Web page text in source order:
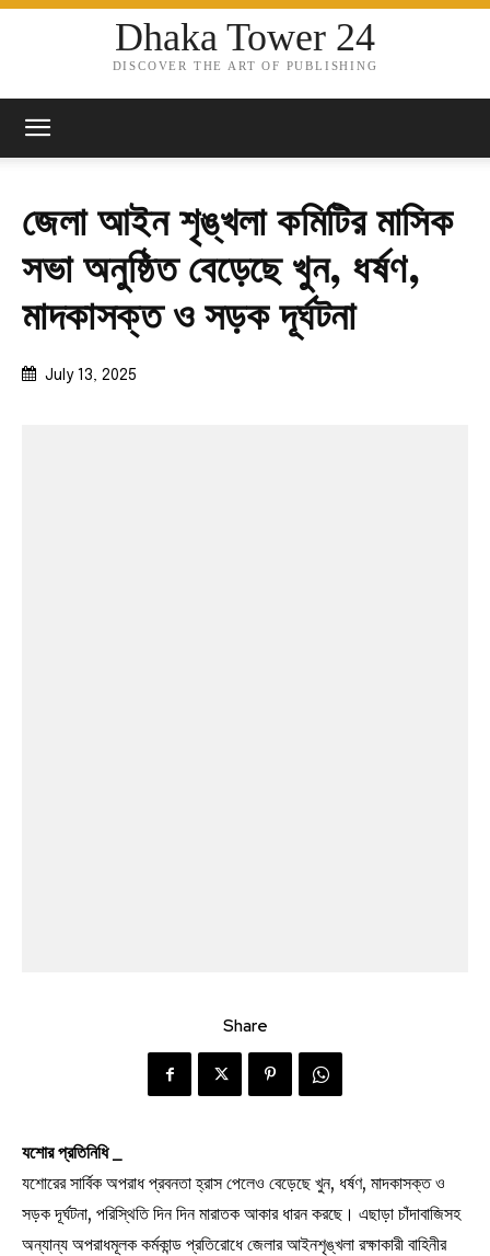
Dhaka Tower 24
DISCOVER THE ART OF PUBLISHING
জেলা আইন শৃঙ্খলা কমিটির মাসিক
সভা অনুষ্ঠিত বেড়েছে খুন, ধর্ষণ,
মাদকাসক্ত ও সড়ক দূর্ঘটনা
July 13, 2025
Share
যশোর প্রতিনিধি _
যশোরের সার্বিক অপরাধ প্রবনতা হ্রাস পেলেও বেড়েছে খুন, ধর্ষণ, মাদকাসক্ত ও
সড়ক দূর্ঘটনা, পরিস্থিতি দিন দিন মারাতক আকার ধারন করছে। এছাড়া চাঁদাবাজিসহ
অন্যান্য অপরাধমূলক কর্মকান্ড প্রতিরোধে জেলার আইনশৃঙ্খলা রক্ষাকারী বাহিনীর